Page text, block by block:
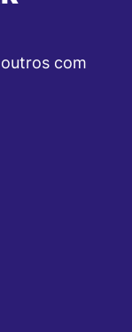
com